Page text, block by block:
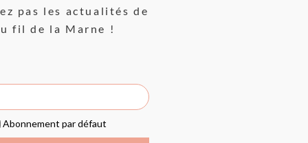
pas les actualités de
fil de la Marne !